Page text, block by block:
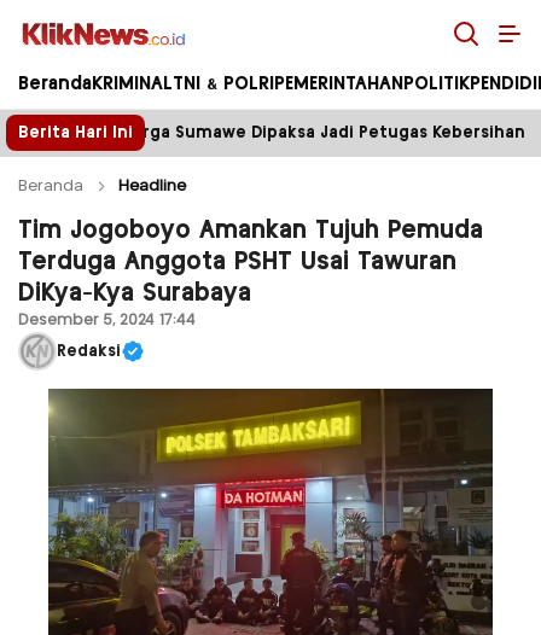
Kliknews.co.id
Beranda KRIMINAL TNI & POLRI PEMERINTAHAN POLITIK
Berita Hari Ini
Dipaksa Jadi Petugas Kebersihan Tower Disegel,
Beranda Headline
Tim Jogoboyo Amankan Tujuh Pemuda
Terduga Anggota PSHT Usai Tawuran
DiKya-Kya Surabaya
Desember 5, 2024 17:44
Redaksi